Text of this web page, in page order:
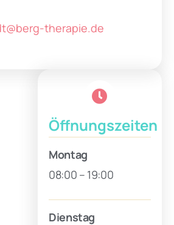
therapie.de
Öffnungszeiten
Montag
08:00 – 19:00
Dienstag